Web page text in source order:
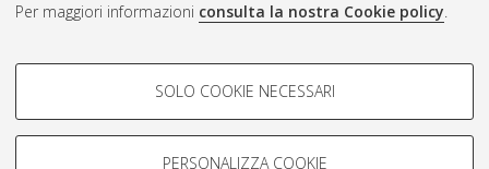
Per maggiori informazioni consulta la nostra Cookie policy.
COOKIE DI PROFILAZIONE -
Si tratta di cookie utilizzati per analizzare le caratteristiche della
navigazione degli utenti, creare profili in base al loro comportamento
SOLO COOKIE NECESSARI
PERSONALIZZA COOKIE
ISSN: 2038-7946
Impostazioni Cookie
Informativa sulla privacy
Condizioni d’uso del sito